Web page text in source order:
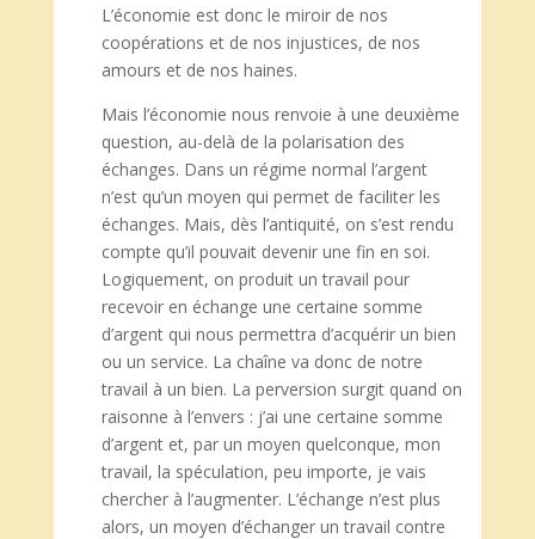
L’économie est donc le miroir de nos
coopérations et de nos injustices, de nos
amours et de nos haines.
Mais l’économie nous renvoie à une deuxième
question, au-delà de la polarisation des
échanges. Dans un régime normal l’argent
n’est qu’un moyen qui permet de faciliter les
échanges. Mais, dès l’antiquité, on s’est rendu
compte qu’il pouvait devenir une fin en soi.
Logiquement, on produit un travail pour
recevoir en échange une certaine somme
d’argent qui nous permettra d’acquérir un bien
ou un service. La chaîne va donc de notre
travail à un bien. La perversion surgit quand on
raisonne à l’envers : j’ai une certaine somme
d’argent et, par un moyen quelconque, mon
travail, la spéculation, peu importe, je vais
chercher à l’augmenter. L’échange n’est plus
alors, un moyen d’échanger un travail contre